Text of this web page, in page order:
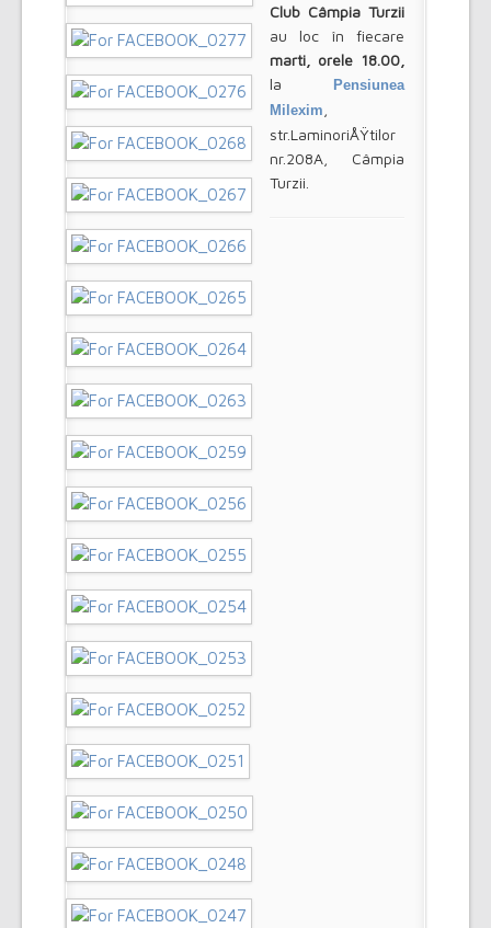
Club Câmpia Turzii
au loc în fiecare
marti, orele 18.00,
la
Pensiunea
Milexim
str.LaminoriÅŸtilor
nr.208A, Câmpia
Turzii.